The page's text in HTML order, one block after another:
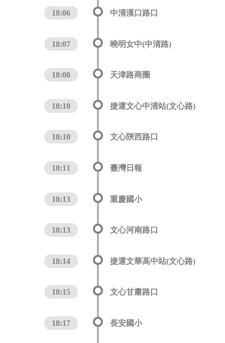
18:06 中清漢口路口
18:07 曉明女中(中清路)
18:08 天津路商圈
18:10 捷運文心中清站(文心路)
18:10 文心陝西路口
18:11 臺灣日報
18:13 重慶國小
18:13 文心河南路口
18:14 捷運文華高中站(文心路)
18:15 文心甘肅路口
18:17 長安國小